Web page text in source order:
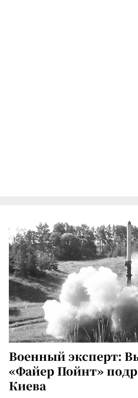
Военный эксперт:
«Файер Пойнт»
Киева